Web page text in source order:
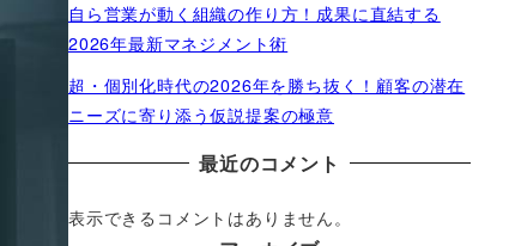
自ら営業が動く組織の作り方！成果に直結する
2026年最新マネジメント術
超・個別化時代の2026年を勝ち抜く！顧客の潜在
ニーズに寄り添う仮説提案の極意
最近のコメント
表示できるコメントはありません。